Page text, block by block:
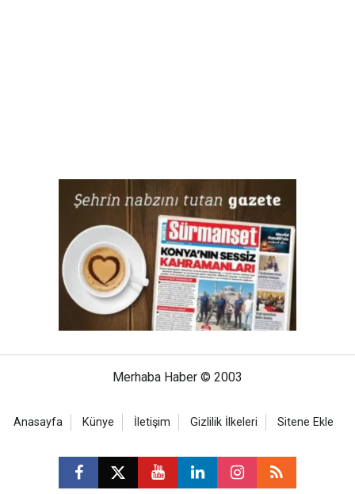
Merhaba Haber © 2003
Anasayfa Künye İletişim Gizlilik İlkeleri Sitene Ekle